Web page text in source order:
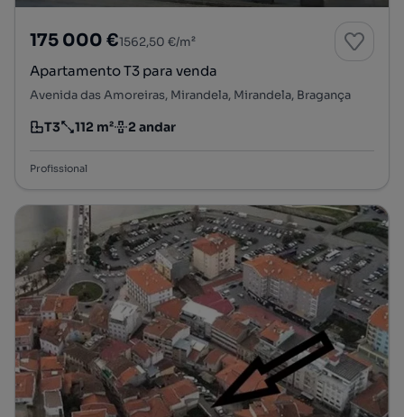
175 000 €1562,50 €/m²
Apartamento T3 para venda
Avenida das Amoreiras, Mirandela, Mirandela, Bragança
Tipologia
T3
Preço por metro quadrado
112 m²
Andar 2 andar
Profissional